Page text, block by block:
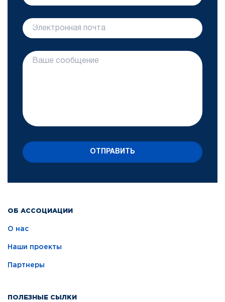
ОБ АССОЦИАЦИИ
О нас
Наши проекты
Партнеры
ПОЛЕЗНЫЕ СЫЛКИ
ОТПРАВИТЬ